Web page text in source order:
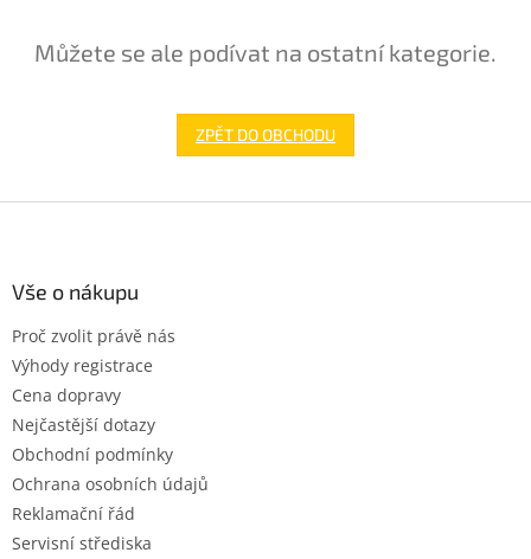
Můžete se ale podívat na ostatní kategorie.
ZPĚT DO OBCHODU
Vše o nákupu
Proč zvolit právě nás
Výhody registrace
Cena dopravy
Nejčastější dotazy
Obchodní podmínky
Ochrana osobních údajů
Reklamační řád
Servisní střediska